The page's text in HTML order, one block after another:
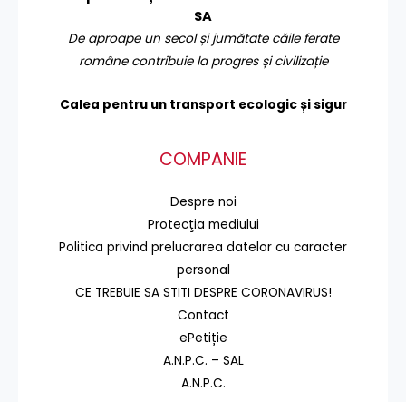
SA
De aproape un secol și jumătate căile ferate
române contribuie la progres și civilizație
Calea pentru un transport ecologic și sigur
COMPANIE
Despre noi
Protecţia mediului
Politica privind prelucrarea datelor cu caracter
personal
CE TREBUIE SA STITI DESPRE CORONAVIRUS!
Contact
ePetiție
A.N.P.C. – SAL
A.N.P.C.